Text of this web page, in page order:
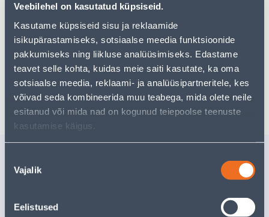
Veebilehel on kasutatud küpsiseid.
Kasutame küpsiseid sisu ja reklaamide
isikupärastamiseks, sotsiaalse meedia funktsioonide
pakkumiseks ning liikluse analüüsimiseks. Edastame
teavet selle kohta, kuidas meie saiti kasutate, ka oma
sotsiaalse meedia, reklaami- ja analüüsipartneritele, kes
võivad seda kombineerida muu teabega, mida olete neile
esitanud või mida nad on kogunud teiepoolse teenuste
kasutamise käigus.
valik
Vajalik
Eelistused
• 14-päevane tagastusõigus.
• HANKIJA LAOST TELLITAV TOODE
Tarne pole võimalik
Tarne pole